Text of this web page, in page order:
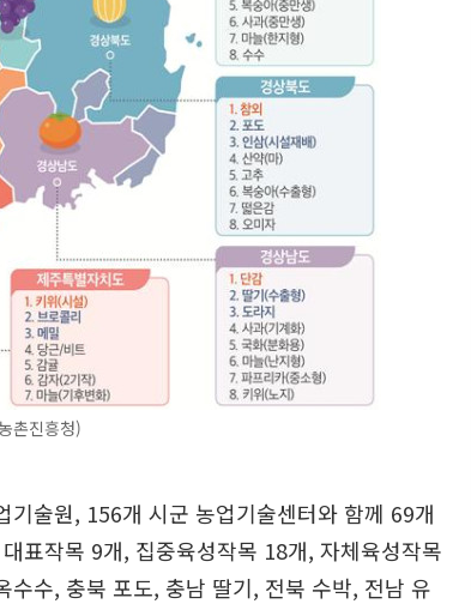
촌진흥청)
술원, 156개 시군 농업기술센터와 함께 69개
표작목 9개, 집중육성작목 18개, 자체육성작목
수수, 충북 포도, 충남 딸기, 전북 수박, 전남 유